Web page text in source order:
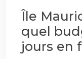
Île
quel
jours en